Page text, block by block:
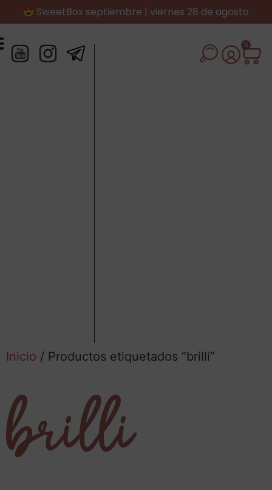
SweetBox septiembre | viernes 28 de agosto
0
Inicio / Productos etiquetados “brilli”
brilli